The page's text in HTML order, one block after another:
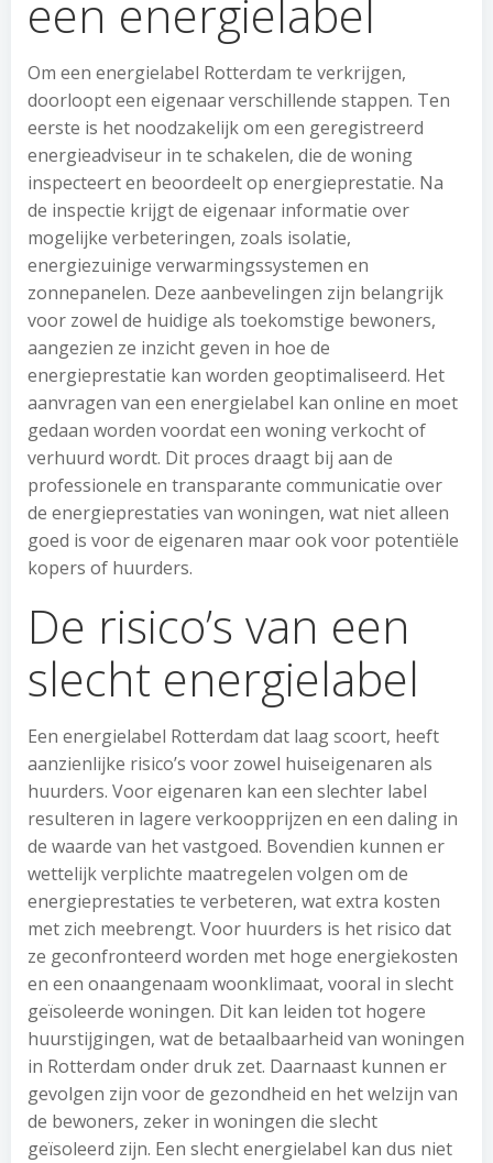
een energielabel
Om een energielabel Rotterdam te verkrijgen,
doorloopt een eigenaar verschillende stappen. Ten
eerste is het noodzakelijk om een geregistreerd
energieadviseur in te schakelen, die de woning
inspecteert en beoordeelt op energieprestatie. Na
de inspectie krijgt de eigenaar informatie over
mogelijke verbeteringen, zoals isolatie,
energiezuinige verwarmingssystemen en
zonnepanelen. Deze aanbevelingen zijn belangrijk
voor zowel de huidige als toekomstige bewoners,
aangezien ze inzicht geven in hoe de
energieprestatie kan worden geoptimaliseerd. Het
aanvragen van een energielabel kan online en moet
gedaan worden voordat een woning verkocht of
verhuurd wordt. Dit proces draagt bij aan de
professionele en transparante communicatie over
de energieprestaties van woningen, wat niet alleen
goed is voor de eigenaren maar ook voor potentiële
kopers of huurders.
De risico’s van een
slecht energielabel
Een energielabel Rotterdam dat laag scoort, heeft
aanzienlijke risico’s voor zowel huiseigenaren als
huurders. Voor eigenaren kan een slechter label
resulteren in lagere verkoopprijzen en een daling in
de waarde van het vastgoed. Bovendien kunnen er
wettelijk verplichte maatregelen volgen om de
energieprestaties te verbeteren, wat extra kosten
met zich meebrengt. Voor huurders is het risico dat
ze geconfronteerd worden met hoge energiekosten
en een onaangenaam woonklimaat, vooral in slecht
geïsoleerde woningen. Dit kan leiden tot hogere
huurstijgingen, wat de betaalbaarheid van woningen
in Rotterdam onder druk zet. Daarnaast kunnen er
gevolgen zijn voor de gezondheid en het welzijn van
de bewoners, zeker in woningen die slecht
geïsoleerd zijn. Een slecht energielabel kan dus niet